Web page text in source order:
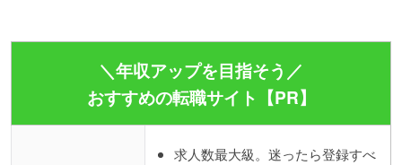
＼年収アップを目指そう／
おすすめの転職サイト【PR】
求人数最大級。迷ったら登録すべ